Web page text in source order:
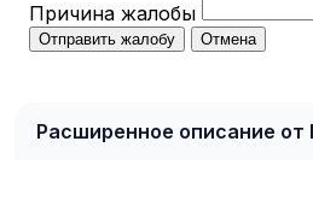
Причина жалобы
Отправить жалобу Отмена
Расширенное описание от